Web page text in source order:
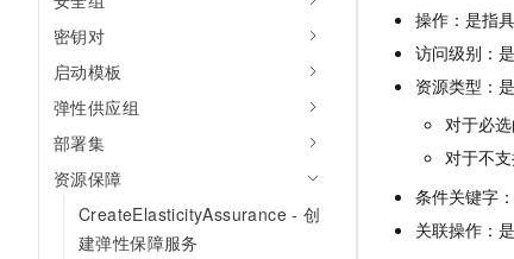
密钥对
启动模板
弹性供应组
部署集
资源保障
CreateElasticityAssurance - 创
建弹性保障服务
操作：是指
访问级别：
资源类型：
对于必
对于不
条件关键字
关联操作：
大模型解决方案
快速部署 Dify，高效
企业服务与云通信
终端用户计算
Serverless
迁移与运维管理
AI 开发和 AI 应用解